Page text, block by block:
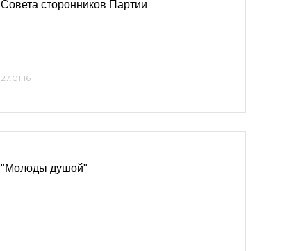
Совета сторонников Партии
27.01.16
"Молоды душой"